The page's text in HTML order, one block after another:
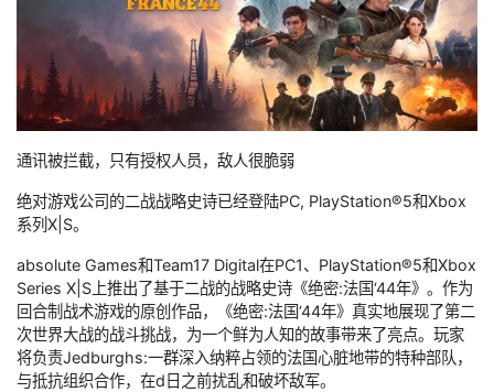
通讯被拦截，只有授权人员，敌人很脆弱
绝对游戏公司的二战战略史诗已经登陆PC, PlayStation®5和Xbox
系列X|S。
absolute Games和Team17 Digital在PC1、PlayStation®5和Xbox
Series X|S上推出了基于二战的战略史诗《绝密:法国‘44年》。作为
回合制战术游戏的原创作品，《绝密:法国‘44年》真实地展现了第二
次世界大战的战斗挑战，为一个鲜为人知的故事带来了亮点。玩家
将负责Jedburghs:一群深入纳粹占领的法国心脏地带的特种部队，
与抵抗组织合作，在d日之前扰乱和破坏敌军。